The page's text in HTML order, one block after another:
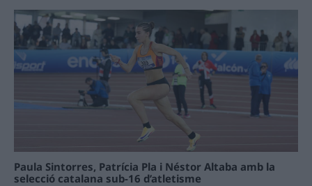
Paula Sintorres, Patrícia Pla i Néstor Altaba amb la
selecció catalana sub-16 d’atletisme